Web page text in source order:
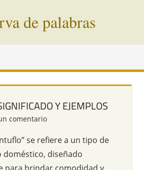
de palabras
Y EJEMPLOS
comentario
se refiere a un tipo de
doméstico, diseñado